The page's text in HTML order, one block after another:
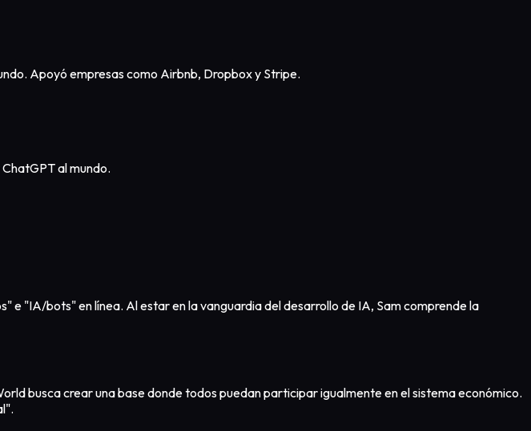
Apoyó empresas como Airbnb, Dropbox y Stripe.
al mundo.
e "IA/bots" en línea. Al estar en la vanguardia del desarrollo de IA, Sam comprende la
busca crear una base donde todos puedan participar igualmente en el sistema económico.